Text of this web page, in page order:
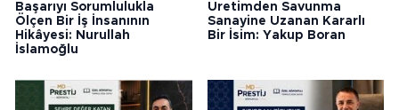
Başarıyı Sorumlulukla
Ölçen Bir İş İnsanının
Hikâyesi: Nurullah
İslamoğlu
Üretimden Savunma
Sanayine Uzanan Kararlı
Bir İsim: Yakup Boran